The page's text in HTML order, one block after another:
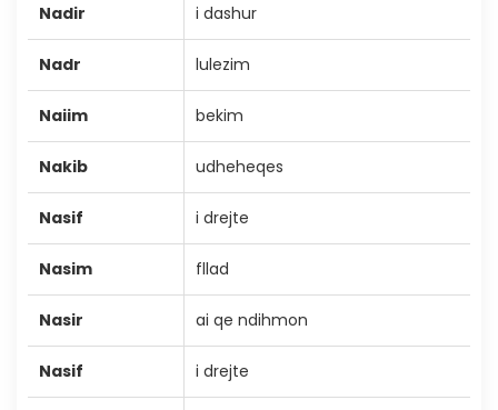
Nadir i dashur
Nadr lulezim
Naiim bekim
Nakib udheheqes
Nasif i drejte
Nasim fllad
Nasir ai qe ndihmon
Nasif i drejte